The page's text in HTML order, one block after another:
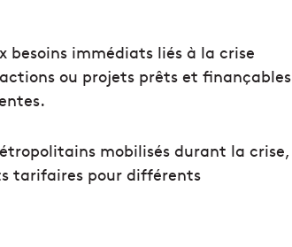
immédiats liés à la crise
ou projets prêts et finançables
mobilisés durant la crise,
tarifaires pour différents